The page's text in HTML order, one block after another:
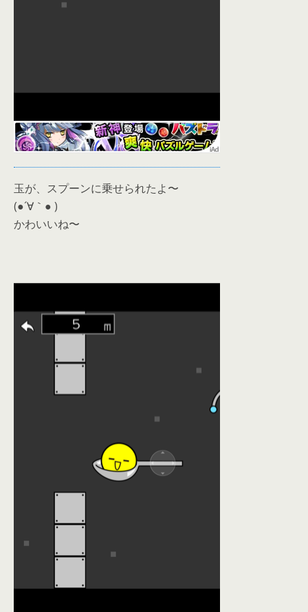
玉が、スプーンに乗せられたよ〜
(●´∀｀● )
かわいいね〜